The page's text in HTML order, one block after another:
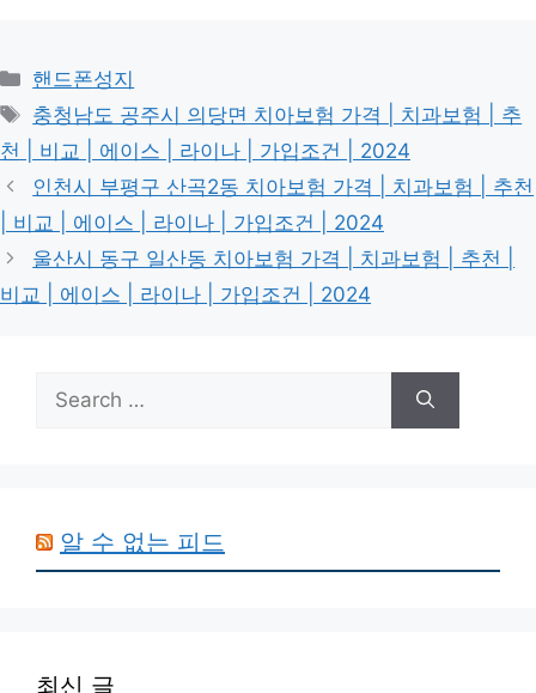
Categories
핸드폰성지
Tags
충청남도 공주시 의당면 치아보험 가격 | 치과보험 | 추
천 | 비교 | 에이스 | 라이나 | 가입조건 | 2024
인천시 부평구 산곡2동 치아보험 가격 | 치과보험 | 추천
| 비교 | 에이스 | 라이나 | 가입조건 | 2024
울산시 동구 일산동 치아보험 가격 | 치과보험 | 추천 |
비교 | 에이스 | 라이나 | 가입조건 | 2024
for:
알 수 없는 피드
최신 글